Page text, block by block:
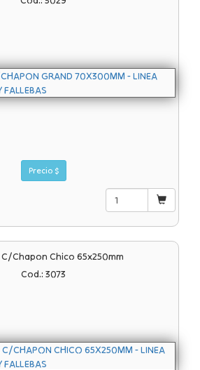
Precio $
chapon Chico 65x250mm
Cod.: 3073